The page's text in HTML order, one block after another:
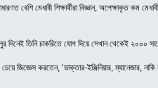
মেধাবী শিক্ষার্থীরা বিজ্ঞান, অপেক্ষাকৃত কম
দিনেই তিনি চাকরিতে যোগ দিয়ে সেখান থেকেই ২০০০
জিজ্ঞেস করতেন, ‘ডাক্তার-ইঞ্জিনিয়ার, ম্যানেজার,